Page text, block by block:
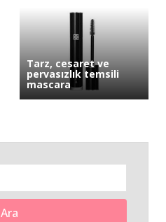
Tarz, cesaret ve
pervasızlık temsili
mascara
Ara